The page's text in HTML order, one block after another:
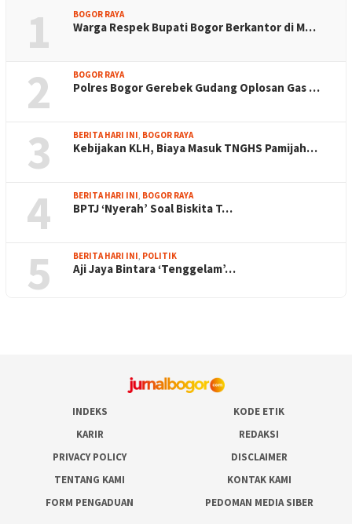
1 BOGOR RAYA
Warga Respek Bupati Bogor Berkantor di M…
2 BOGOR RAYA
Polres Bogor Gerebek Gudang Oplosan Gas …
3 BERITA HARI INI BOGOR RAYA
Kebijakan KLH, Biaya Masuk TNGHS Pamijah…
4 BERITA HARI INI BOGOR RAYA
BPTJ ‘Nyerah’ Soal Biskita T…
5 BERITA HARI INI POLITIK
Aji Jaya Bintara ‘Tenggelam’…
INDEKS
KODE ETIK
KARIR
REDAKSI
PRIVACY POLICY
DISCLAIMER
TENTANG KAMI
KONTAK KAMI
FORM PENGADUAN
PEDOMAN MEDIA SIBER